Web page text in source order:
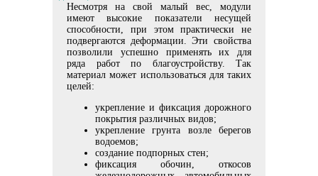
Несмотря на свой малый вес, модули
имеют высокие показатели несущей
способности, при этом практически не
подвергаются деформации. Эти свойства
позволили успешно применять их для
ряда работ по благоустройству. Так
материал может использоваться для таких
целей:
укрепление и фиксация дорожного
покрытия различных видов;
укрепление грунта возле берегов
водоемов;
создание подпорных стен;
фиксация обочин, откосов